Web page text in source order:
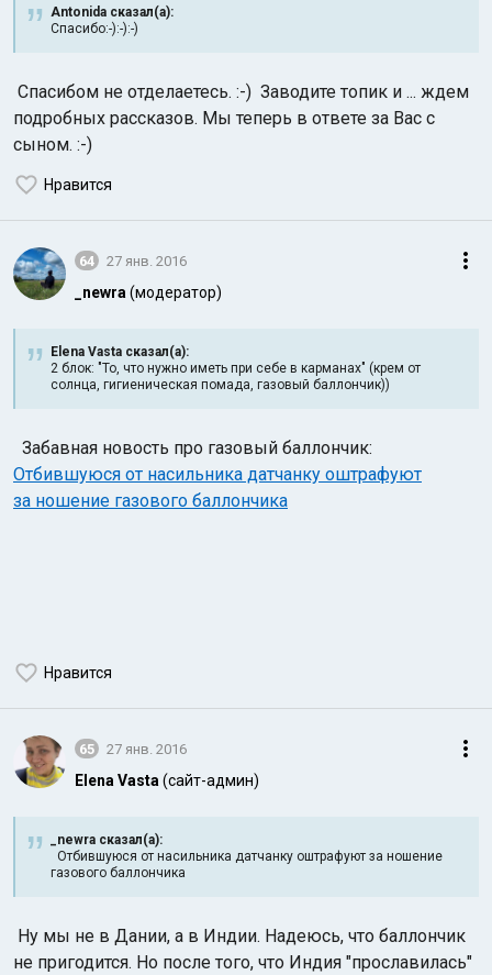
Antonida сказал(а):
Спасибо:-):-):-)
Спасибом не отделаетесь. :-) Заводите топик и ... ждем
подробных рассказов. Мы теперь в ответе за Вас с
сыном. :-)
Нравится
64 27 янв. 2016
_newra (модератор)
Elena Vasta сказал(а):
2 блок: "То, что нужно иметь при себе в карманах" (крем от
солнца, гигиеническая помада, газовый баллончик))
Забавная новость про газовый баллончик:
Отбившуюся от насильника датчанку оштрафуют
за ношение газового баллончика
Нравится
65 27 янв. 2016
Elena Vasta (сайт-админ)
_newra сказал(а):
Отбившуюся от насильника датчанку оштрафуют за ношение
газового баллончика
Ну мы не в Дании, а в Индии. Надеюсь, что баллончик
не пригодится. Но после того, что Индия "прославилась"